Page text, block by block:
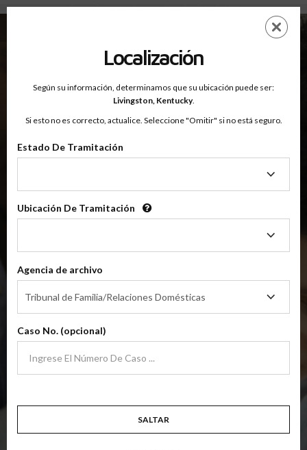
Condado De Livingston, Kentucky — Clases Para Padres En Línea
EN
OnlineParentingPrograms.com
Condado De Livingston, Kentucky
(Clase Básica De Crianza Compartida)
Clase de padres de crianza compartida básica de nivel 1 centrada en
familias en transición. Los padres aprenden habilidades para evitar errores
comunes en un esfuerzo por trabajar juntos como padres por el bien de los
niños.
Localización
Según su información, determinamos que su ubicación puede ser:
Livingston, Kentucky.
Si esto no es correcto, actualice. Seleccione "Omitir" si no está seguro.
Estado De Tramitación
Tramitación
Ubicación De Tramitación
Tramitación
Agencia de archivo
Tribunal de Familia/Relaciones Domésticas
de
archivo
Caso No. (opcional)
SALTAR